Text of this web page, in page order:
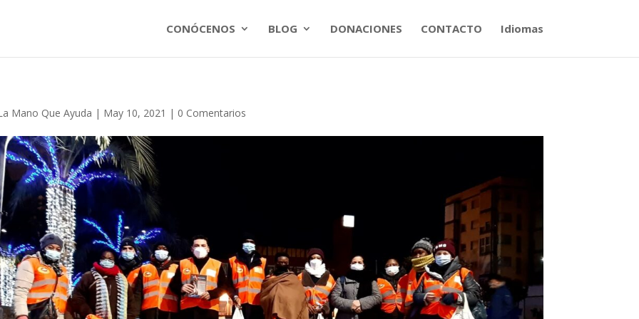
CONÓCENOS BLOG DONACIONES CONTACTO Idiomas
Mano Que Ayuda | May 10, 2021 | 0 Comentarios